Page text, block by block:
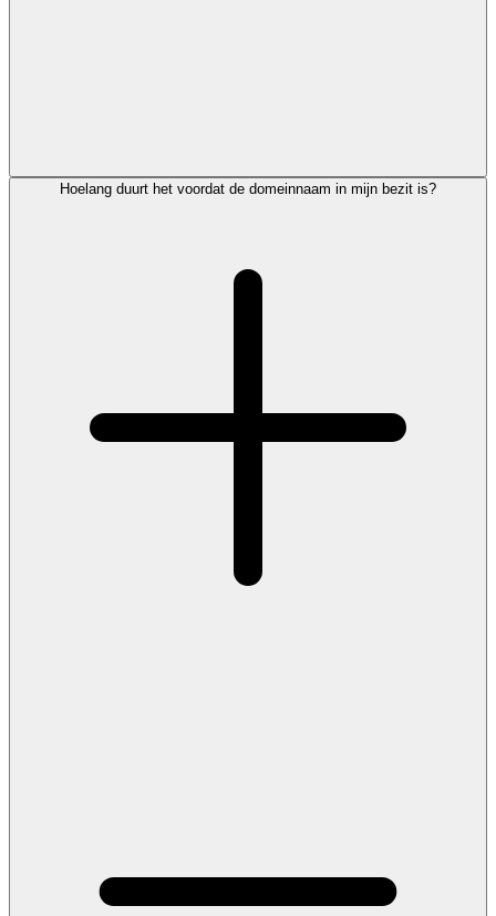
Hoelang duurt het voordat de domeinnaam in mijn bezit is?